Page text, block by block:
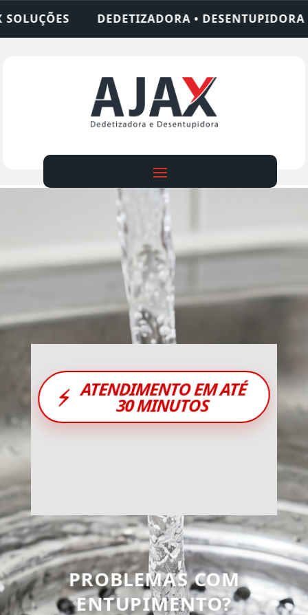
• DESENTUPIDORA • LIMPEZA DE FOSSA • 24
⚡ ATENDIMENTO EM ATÉ
30 MINUTOS
PROBLEMAS COM
ENTUPIMENTO?